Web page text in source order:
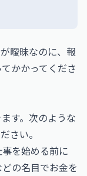
曖昧なのに、報
かかってくださ
す。次のような
さい。
を始める前に
の名目でお金を